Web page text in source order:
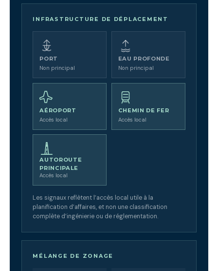
INFRASTRUCTURE DE DÉPLACEMENT
PORT
Non principal
EAU PROFONDE
Non principal
AÉROPORT
Accès local
CHEMIN DE FER
Accès local
AUTOROUTE
PRINCIPALE
Accès local
Les signaux reflètent l’accès local utile à la
planification d’affaires, et non une classification
complète d’ingénierie ou de réglementation.
MÉLANGE DE ZONAGE